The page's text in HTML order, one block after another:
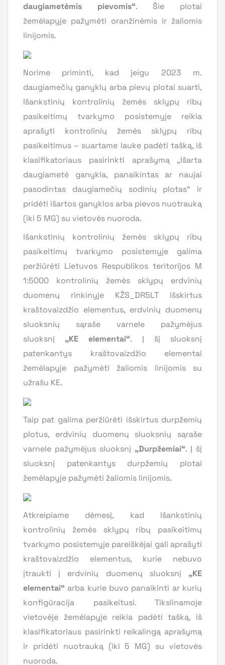
daugiametėmis pievomis“. Šie plotai
žemėlapyje pažymėti oranžinėmis ir žaliomis
linijomis.
Norime priminti, kad jeigu 2023 m.
daugiamečių ganyklų arba pievų plotai suarti,
Išankstinių kontrolinių žemės sklypų ribų
pasikeitimų tvarkymo posistemyje reikia
aprašyti kontrolinių žemės sklypų ribų
pasikeitimus – suartame lauke padėti tašką, iš
klasifikatoriaus pasirinkti aprašymą „Išarta
daugiametė ganykla, panaikintas ar naujai
pasodintas daugiamečių sodinių plotas“ ir
pridėti išartos ganyklos arba pievos nuotrauką
(iki 5 MG) su vietovės nuoroda.
Išankstinių kontrolinių žemės sklypų ribų
pasikeitimų tvarkymo posistemyje galima
peržiūrėti Lietuvos Respublikos teritorijos M
1:5000 kontrolinių žemės sklypų erdvinių
duomenų rinkinyje KŽS_DR5LT išskirtus
kraštovaizdžio elementus, erdvinių duomenų
sluoksnių sąraše varnele pažymėjus
sluoksnį „KE elementai“. Į šį sluoksnį
patenkantys kraštovaizdžio elementai
žemėlapyje pažymėti žaliomis linijomis su
užrašu KE.
Taip pat galima peržiūrėti išskirtus durpžemių
plotus, erdvinių duomenų sluoksnių sąraše
varnele pažymėjus sluoksnį „Durpžemiai“. Į šį
sluoksnį patenkantys durpžemių plotai
žemėlapyje pažymėti žaliomis linijomis.
Atkreipiame dėmesį, kad Išankstinių
kontrolinių žemės sklypų ribų pasikeitimų
tvarkymo posistemyje pareiškėjai gali aprašyti
kraštovaizdžio elementus, kurie nebuvo
įtraukti į erdvinių duomenų sluoksnį „KE
elementai“ arba kurie buvo panaikinti ar kurių
konfigūracija pasikeitusi. Tikslinamoje
vietovėje žemėlapyje reikia padėti tašką, iš
klasifikatoriaus pasirinkti reikalingą aprašymą
ir pridėti nuotrauką (iki 5 MG) su vietovės
nuoroda.